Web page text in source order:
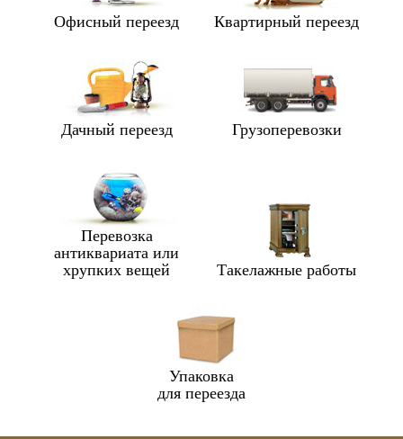
Офисный переезд Квартирный переезд
Дачный переезд Грузоперевозки
Перевозка
антиквариата или
хрупких вещей
Такелажные работы
Упаковка
для переезда